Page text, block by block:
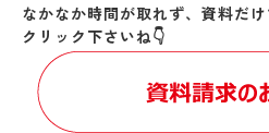
なかなか時間が取れず、資料だ
クリック下さいね👇